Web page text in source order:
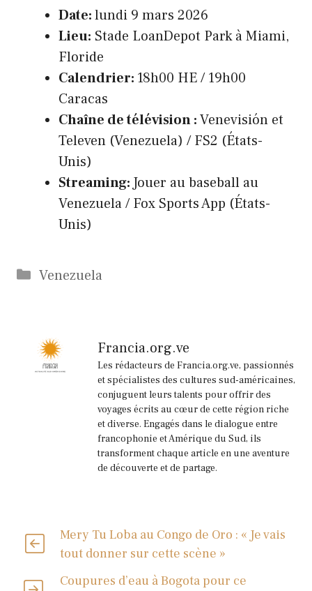
Date:lundi 9 mars 2026
Lieu: Stade LoanDepot Park à Miami,
Floride
Calendrier: 18h00 HE / 19h00
Caracas
Chaîne de télévision :Venevisión et
Televen (Venezuela) / FS2 (États-
Unis)
Streaming: Jouer au baseball au
Venezuela / Fox Sports App (États-
Unis)
Catégories
Venezuela
Francia.org.ve
Les rédacteurs de Francia.org.ve, passionnés
et spécialistes des cultures sud-américaines,
conjuguent leurs talents pour offrir des
voyages écrits au cœur de cette région riche
et diverse. Engagés dans le dialogue entre
francophonie et Amérique du Sud, ils
transforment chaque article en une aventure
de découverte et de partage.
Mery Tu Loba au Congo de Oro : « Je vais
tout donner sur cette scène »
Coupures d’eau à Bogota pour ce